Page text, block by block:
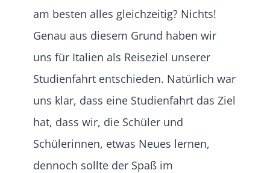
am besten alles gleichzeitig? Nichts!
Genau aus diesem Grund haben wir
uns für Italien als Reiseziel unserer
Studienfahrt entschieden. Natürlich war
uns klar, dass eine Studienfahrt das Ziel
hat, dass wir, die Schüler und
Schülerinnen, etwas Neues lernen,
dennoch sollte der Spaß im